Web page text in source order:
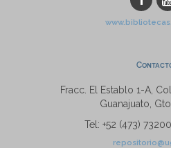
Fracc. El Establo 1-A,
Guanajuato,
Tel: +52 (473)